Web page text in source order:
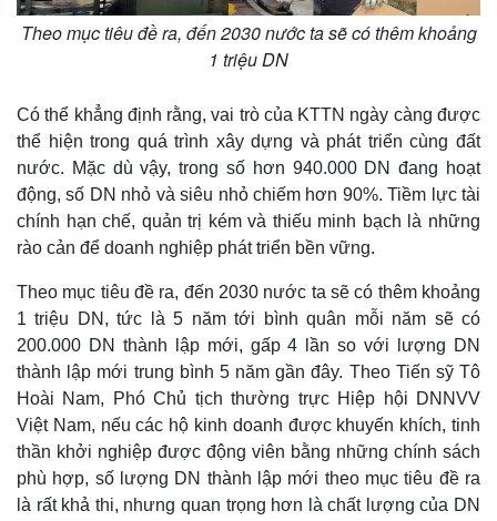
Theo mục tiêu đề ra, đến 2030 nước ta sẽ có thêm khoảng
1 triệu DN
Có thể khẳng định rằng, vai trò của KTTN ngày càng được
thể hiện trong quá trình xây dựng và phát triển cùng đất
nước. Mặc dù vậy, trong số hơn 940.000 DN đang hoạt
động, số DN nhỏ và siêu nhỏ chiếm hơn 90%. Tiềm lực tài
chính hạn chế, quản trị kém và thiếu minh bạch là những
rào cản để doanh nghiệp phát triển bền vững.
Theo mục tiêu đề ra, đến 2030 nước ta sẽ có thêm khoảng
1 triệu DN, tức là 5 năm tới bình quân mỗi năm sẽ có
200.000 DN thành lập mới, gấp 4 lần so với lượng DN
thành lập mới trung bình 5 năm gần đây. Theo Tiến sỹ Tô
Hoài Nam, Phó Chủ tịch thường trực Hiệp hội DNNVV
Việt Nam, nếu các hộ kinh doanh được khuyến khích, tinh
thần khởi nghiệp được động viên bằng những chính sách
phù hợp, số lượng DN thành lập mới theo mục tiêu đề ra
là rất khả thi, nhưng quan trọng hơn là chất lượng của DN